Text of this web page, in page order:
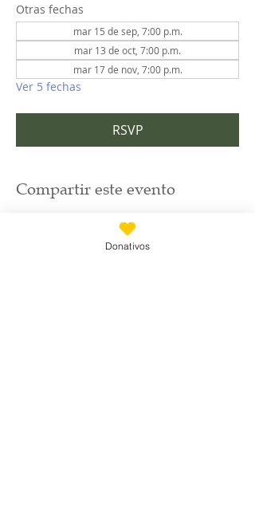
Otras fechas
mar 15 de sep, 7:00 p.m.
mar 13 de oct, 7:00 p.m.
mar 17 de nov, 7:00 p.m.
Ver 5 fechas
RSVP
Compartir este evento
Donativos